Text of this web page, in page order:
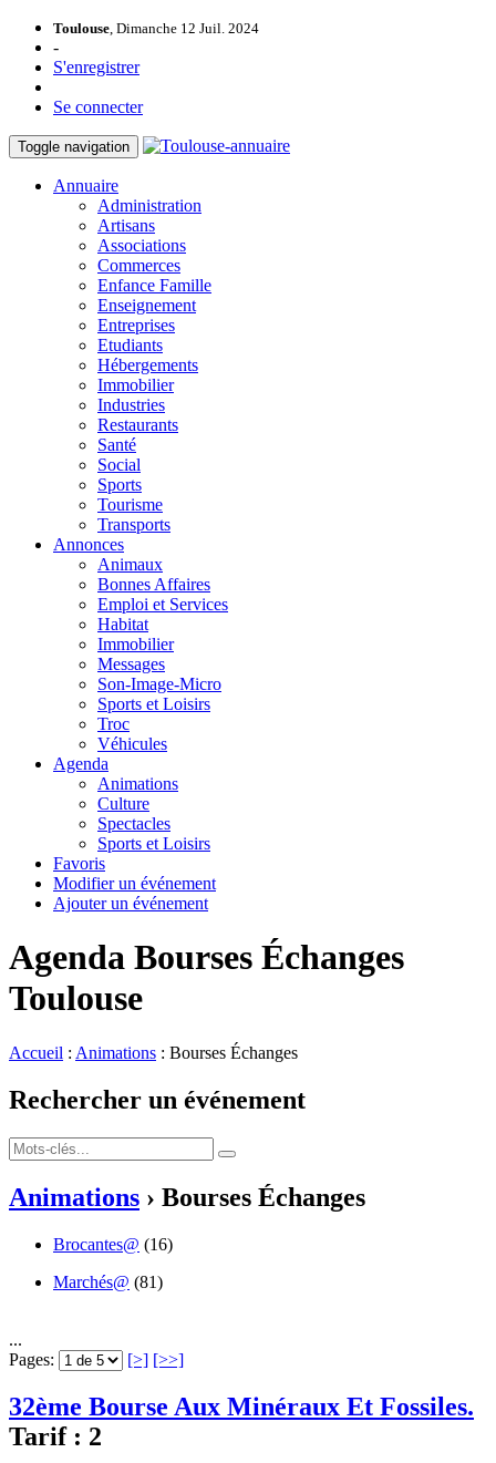
Toulouse, Dimanche 12 Juil. 2024
-
S'enregistrer
Se connecter
Toggle navigation
Annuaire
Administration
Artisans
Associations
Commerces
Enfance Famille
Enseignement
Entreprises
Etudiants
Hébergements
Immobilier
Industries
Restaurants
Santé
Social
Sports
Tourisme
Transports
Annonces
Animaux
Bonnes Affaires
Emploi et Services
Habitat
Immobilier
Messages
Son-Image-Micro
Sports et Loisirs
Troc
Véhicules
Agenda
Animations
Culture
Spectacles
Sports et Loisirs
Favoris
Modifier un événement
Ajouter un événement
Agenda Bourses Échanges
Toulouse
Accueil : Animations : Bourses Échanges
Rechercher un événement
Animations › Bourses Échanges
Brocantes@ (16)
Marchés@ (81)
...
Pages:
[>] [>>]
32ème Bourse Aux Minéraux Et Fossiles.
Tarif : 2